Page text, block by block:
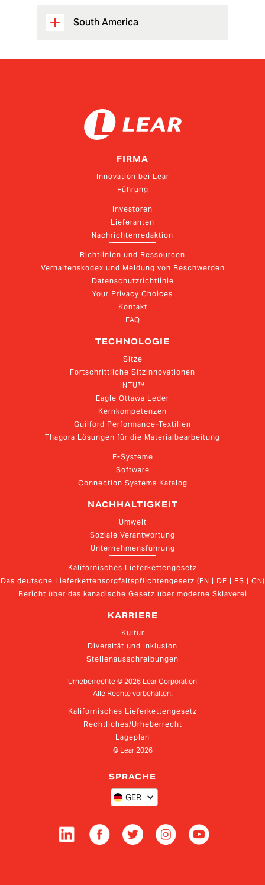
South America
FIRMA
Innovation bei Lear
Führung
Investoren
Lieferanten
Nachrichtenredaktion
Richtlinien und Ressourcen
Verhaltenskodex und Meldung von Beschwerden
Datenschutzrichtlinie
Your Privacy Choices
Kontakt
FAQ
TECHNOLOGIE
Sitze
Fortschrittliche Sitzinnovationen
INTU™
Eagle Ottawa Leder
Kernkompetenzen
Guilford Performance-Textilien
Thagora Lösungen für die Materialbearbeitung
E-Systeme
Software
Connection Systems Katalog
NACHHALTIGKEIT
Umwelt
Soziale Verantwortung
Unternehmensführung
Kalifornisches Lieferkettengesetz
Das deutsche Lieferkettensorgfaltspflichtengesetz (EN | DE | ES | CN)
Bericht über das kanadische Gesetz über moderne Sklaverei
KARRIERE
Kultur
Diversität und Inklusion
Stellenausschreibungen
Urheberrechte © 2026 Lear Corporation
Alle Rechte vorbehalten.
Kalifornisches Lieferkettengesetz
Rechtliches/Urheberrecht
Lageplan
© Lear 2026
SPRACHE
GER